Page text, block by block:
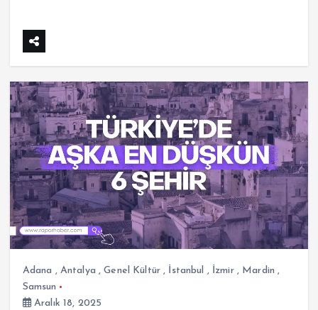
Adana , Antalya ,Genel Kültür, İstanbul , İzmir, Mardin ,
Samsun
Aralık 18, 2025